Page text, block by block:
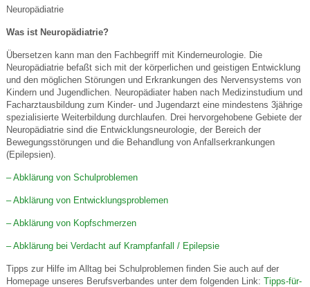
Neuropädiatrie
Was ist Neuropädiatrie?
Übersetzen kann man den Fachbegriff mit Kinderneurologie. Die
Neuropädiatrie befaßt sich mit der körperlichen und geistigen Entwicklung
und den möglichen Störungen und Erkrankungen des Nervensystems von
Kindern und Jugendlichen. Neuropädiater haben nach Medizinstudium und
Facharztausbildung zum Kinder- und Jugendarzt eine mindestens 3jährige
spezialisierte Weiterbildung durchlaufen. Drei hervorgehobene Gebiete der
Neuropädiatrie sind die Entwicklungsneurologie, der Bereich der
Bewegungsstörungen und die Behandlung von Anfallserkrankungen
(Epilepsien).
– Abklärung von Schulproblemen
– Abklärung von Entwicklungsproblemen
– Abklärung von Kopfschmerzen
– Abklärung bei Verdacht auf Krampfanfall / Epilepsie
Tipps zur Hilfe im Alltag bei Schulproblemen finden Sie auch auf der
Homepage unseres Berufsverbandes unter dem folgenden Link: Tipps-für-